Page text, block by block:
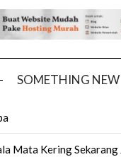
SOMETHING NEW
Mata Kering Sekarang